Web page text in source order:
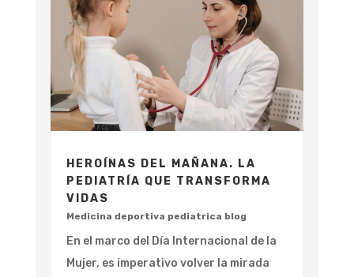
HEROÍNAS DEL MAÑANA. LA
PEDIATRÍA QUE TRANSFORMA
VIDAS
Medicina deportiva pediatrica blog
En el marco del Día Internacional de la
Mujer, es imperativo volver la mirada